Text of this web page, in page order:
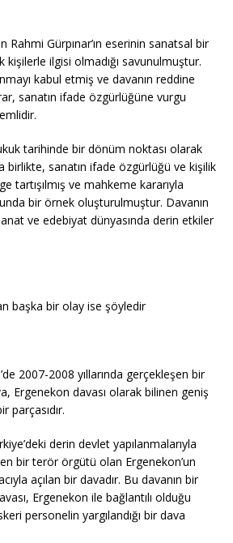
Rahmi Gürpınar’ın eserinin sanatsal bir
ilgisi olmadığı savunulmuştur.
kabul etmiş ve davanın reddine
sanatın ifade özgürlüğüne vurgu
tarihinde bir dönüm noktası olarak
birlikte, sanatın ifade özgürlüğü ve kişilik
tartışılmış ve mahkeme kararıyla
bir örnek oluşturulmuştur. Davanın
ve edebiyat dünyasında derin etkiler
başka bir olay ise şöyledir
2007-2008 yıllarında gerçekleşen bir
Ergenekon davası olarak bilinen geniş
parçasıdır.
derin devlet yapılanmalarıyla
bir terör örgütü olan Ergenekon’un
açılan bir davadır. Bu davanın bir
Ergenekon ile bağlantılı olduğu
personelin yargılandığı bir dava